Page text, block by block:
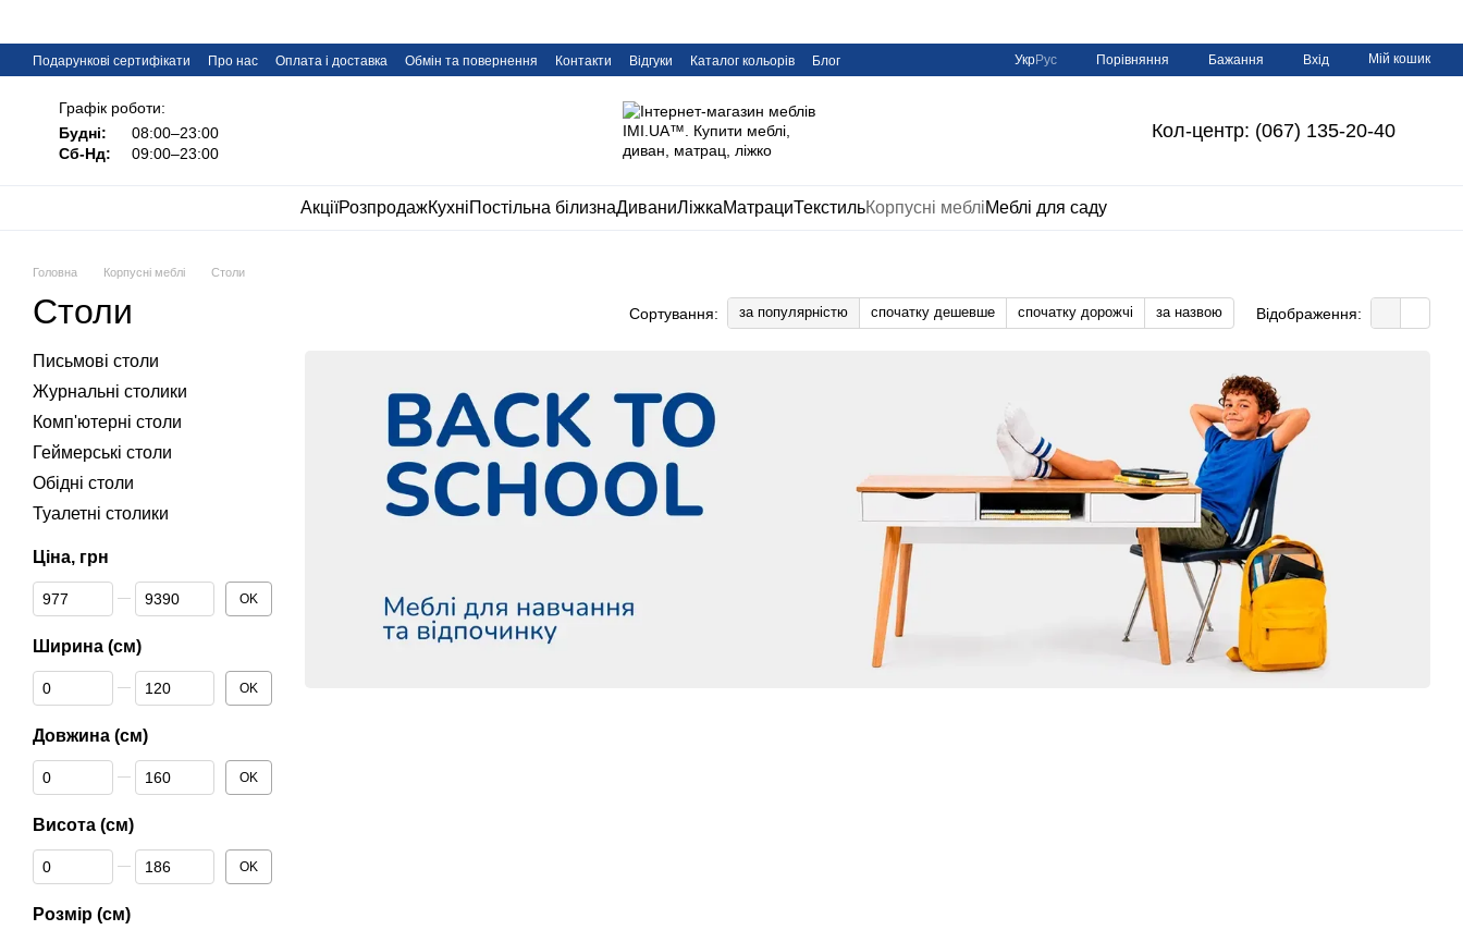
Подарункові сертифікати Про нас Оплата і доставка Обмін та повернення Контакти Відгуки Каталог кольорів
Блог
УкрРус Порівняння Бажання Вхід Мій кошик
Графік роботи:
Будні:
08:00–23:00
Сб-Нд:
09:00–23:00
Кол-центр: (067) 135-20-40
АкціїРозпродажКухніПостільна білизнаДиваниЛіжкаМатрациТекстильКорпусні мебліМеблі для саду
Головна Корпусні меблі Столи
Столи Сортування: за популярністю спочатку дешевше спочатку дорожчі за назвою Відображення:
Письмові столи
Журнальні столики
Комп'ютерні столи
Геймерські столи
Обідні столи
Туалетні столики
Ціна, грн
От Ціна, грн
До Ціна, грн OK
Ширина (см)
От Ширина (см)
До Ширина (см) OK
Довжина (см)
От Довжина (см)
До Довжина (см) OK
Висота (см)
От Висота (см)
До Висота (см) OK
Розмір (см)